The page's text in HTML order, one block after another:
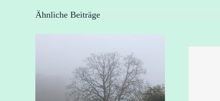
Ähnliche Beiträge
DANKE, DASS